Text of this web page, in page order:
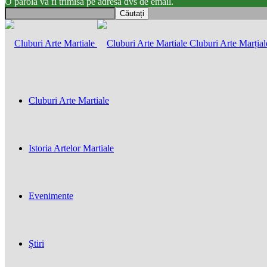
Cluburi Arte
Cluburi Arte Martiale
Istoria Artelor Martiale
Evenimente
Știri